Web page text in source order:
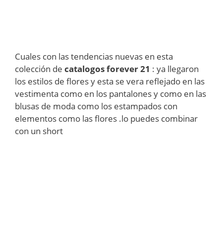
Cuales con las tendencias nuevas en esta
colección de catalogos forever 21 : ya llegaron
los estilos de flores y esta se vera reflejado en las
vestimenta como en los pantalones y como en las
blusas de moda como los estampados con
elementos como las flores .lo puedes combinar
con un short